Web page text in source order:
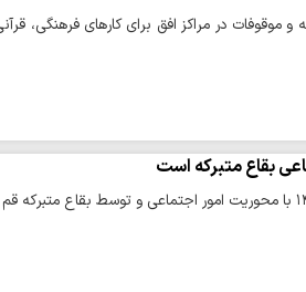
در مراکز افق برای کارهای فرهنگی،
بقاع متبرکه است